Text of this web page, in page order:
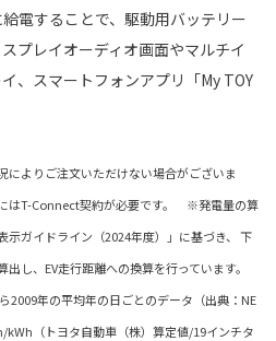
電することで、駆動用バッテリー
プレイオーディオ画面やマルチイ
、スマートフォンアプリ「My TOY
よりご注文いただけない場合がございま
はT-Connect契約が必要です。 ※発電量の算
ガイドライン（2024年度）」に基づき、 下
し、EV走行距離への換算を行っています。
2009年の平均年の日ごとのデータ（出典：NE
（トヨタ自動車（株）算定値/19インチタ